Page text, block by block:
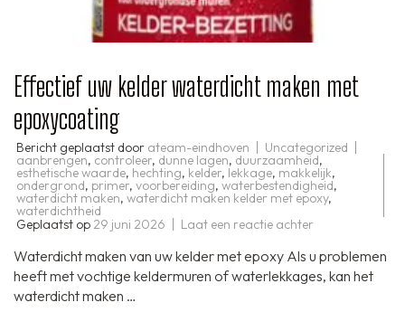
Effectief uw kelder waterdicht maken met
epoxycoating
Bericht geplaatst door ateam-eindhoven Uncategorized
aanbrengen, controleer, dunne lagen, duurzaamheid,
esthetische waarde, hechting, kelder, lekkage, makkelijk,
ondergrond, primer, voorbereiding, waterbestendigheid,
waterdicht maken, waterdicht maken kelder met epoxy,
waterdichtheid
Geplaatst op 29 juni 2026 Laat een reactie achter
kelder
waterdicht
maken
Waterdicht maken van uw kelder met epoxy Als u problemen
heeft met vochtige keldermuren of waterlekkages, kan het
waterdicht maken …